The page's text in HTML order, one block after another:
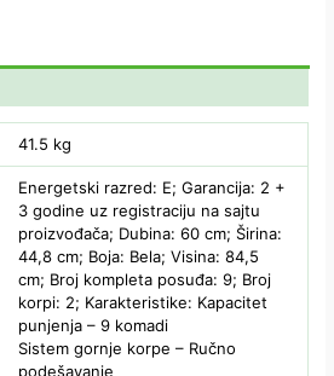
41.5 kg
Energetski razred: E; Garancija: 2 +
3 godine uz registraciju na sajtu
proizvođača; Dubina: 60 cm; Širina:
44,8 cm; Boja: Bela; Visina: 84,5
cm; Broj kompleta posuđa: 9; Broj
korpi: 2; Karakteristike: Kapacitet
punjenja – 9 komadi
Sistem gornje korpe – Ručno
podešavanje